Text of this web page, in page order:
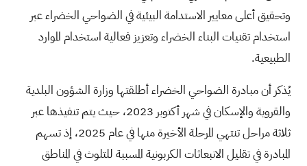
وتحقيق أعلى معايير الاستدامة البيئية في الضواحي الخضراء عبر
استخدام تقنيات البناء الخضراء وتعزيز فعالية استخدام الموارد
الطبيعية.
يُذكر أن مبادرة الضواحي الخضراء أطلقتها وزارة الشؤون البلدية
والقروية والإسكان في شهر أكتوبر 2023، حيث يتم تنفيذها عبر
ثلاثة مراحل تنتهي المرحلة الأخيرة منها في عام 2025، إذ تسهم
المبادرة في تقليل الانبعاثات الكربونية المسببة للتلوث في المناطق